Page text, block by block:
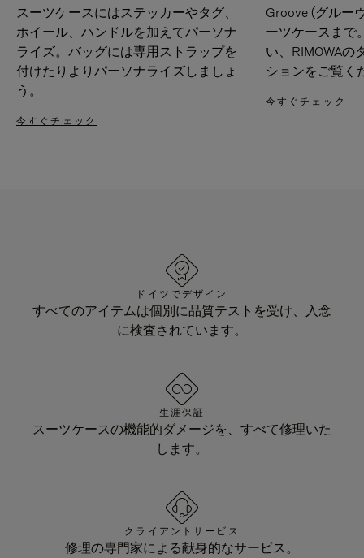
スーツケースにはステッカーやタグ、
ホイール、ハンドルを加えてパーソナ
ライズ。バッグには専用ストラップを
付けたりよりパーソナライズしましょ
う。
今すぐチェック
Groove (グルー
ーツケースまで
い、RIMOWAの
ションをご覧く
今すぐチェック
ドイツでデザイン
すべてのアイテムは個別に品質テストを受け、入念
に検査されています。
生涯保証
スーツケースの機能的ダメージを、すべて修理いた
します。
クライアントサービス
修理の専門家による献身的なサービス。